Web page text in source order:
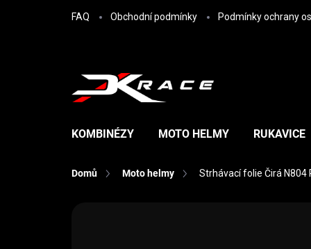
FAQ
Obchodní podmínky Podmínky ochrany
KOMBINÉZY MOTO HELMY RUKAVICE
Domů Moto helmy Strhávací folie Čirá N804